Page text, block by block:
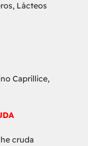
Lácteos
Caprillice,
cruda